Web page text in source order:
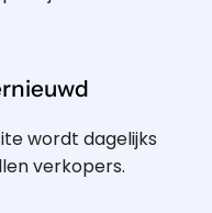
wordt dagelijks
verkopers.